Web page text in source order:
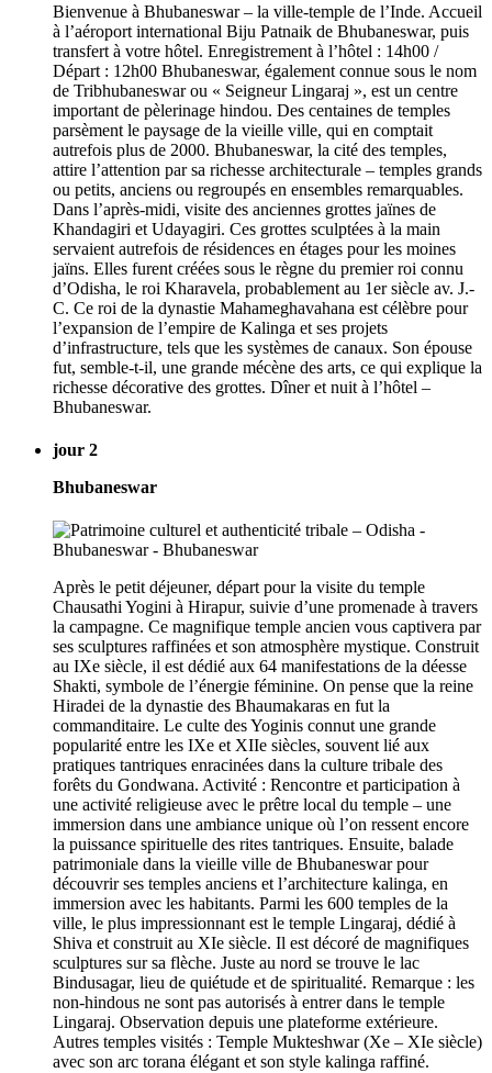
Bienvenue à Bhubaneswar – la ville-temple de l’Inde. Accueil
à l’aéroport international Biju Patnaik de Bhubaneswar, puis
transfert à votre hôtel. Enregistrement à l’hôtel : 14h00 /
Départ : 12h00 Bhubaneswar, également connue sous le nom
de Tribhubaneswar ou « Seigneur Lingaraj », est un centre
important de pèlerinage hindou. Des centaines de temples
parsèment le paysage de la vieille ville, qui en comptait
autrefois plus de 2000. Bhubaneswar, la cité des temples,
attire l’attention par sa richesse architecturale – temples grands
ou petits, anciens ou regroupés en ensembles remarquables.
Dans l’après-midi, visite des anciennes grottes jaïnes de
Khandagiri et Udayagiri. Ces grottes sculptées à la main
servaient autrefois de résidences en étages pour les moines
jaïns. Elles furent créées sous le règne du premier roi connu
d’Odisha, le roi Kharavela, probablement au 1er siècle av. J.-
C. Ce roi de la dynastie Mahameghavahana est célèbre pour
l’expansion de l’empire de Kalinga et ses projets
d’infrastructure, tels que les systèmes de canaux. Son épouse
fut, semble-t-il, une grande mécène des arts, ce qui explique la
richesse décorative des grottes. Dîner et nuit à l’hôtel –
Bhubaneswar.
jour 2
Bhubaneswar
Après le petit déjeuner, départ pour la visite du temple
Chausathi Yogini à Hirapur, suivie d’une promenade à travers
la campagne. Ce magnifique temple ancien vous captivera par
ses sculptures raffinées et son atmosphère mystique. Construit
au IXe siècle, il est dédié aux 64 manifestations de la déesse
Shakti, symbole de l’énergie féminine. On pense que la reine
Hiradei de la dynastie des Bhaumakaras en fut la
commanditaire. Le culte des Yoginis connut une grande
popularité entre les IXe et XIIe siècles, souvent lié aux
pratiques tantriques enracinées dans la culture tribale des
forêts du Gondwana. Activité : Rencontre et participation à
une activité religieuse avec le prêtre local du temple – une
immersion dans une ambiance unique où l’on ressent encore
la puissance spirituelle des rites tantriques. Ensuite, balade
patrimoniale dans la vieille ville de Bhubaneswar pour
découvrir ses temples anciens et l’architecture kalinga, en
immersion avec les habitants. Parmi les 600 temples de la
ville, le plus impressionnant est le temple Lingaraj, dédié à
Shiva et construit au XIe siècle. Il est décoré de magnifiques
sculptures sur sa flèche. Juste au nord se trouve le lac
Bindusagar, lieu de quiétude et de spiritualité. Remarque : les
non-hindous ne sont pas autorisés à entrer dans le temple
Lingaraj. Observation depuis une plateforme extérieure.
Autres temples visités : Temple Mukteshwar (Xe – XIe siècle)
avec son arc torana élégant et son style kalinga raffiné.